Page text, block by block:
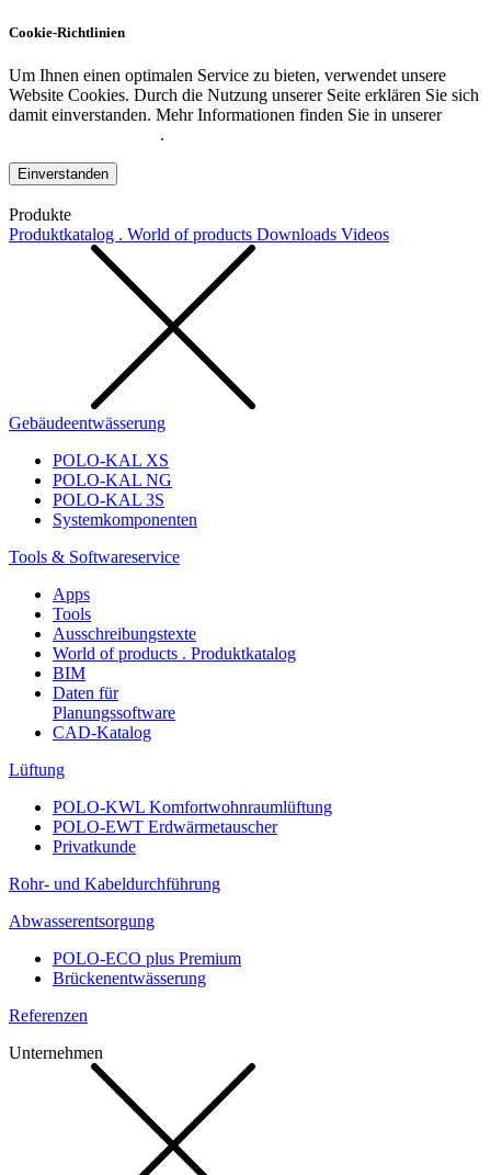
Cookie-Richtlinien
Um Ihnen einen optimalen Service zu bieten, verwendet unsere
Website Cookies. Durch die Nutzung unserer Seite erklären Sie sich
damit einverstanden. Mehr Informationen finden Sie in unserer
.
Einverstanden
Produkte
Produktkatalog . World of products Downloads Videos
Gebäudeentwässerung
POLO-KAL XS
POLO-KAL NG
POLO-KAL 3S
Systemkomponenten
Tools & Softwareservice
Apps
Tools
Ausschreibungstexte
World of products . Produktkatalog
BIM
Daten für
Planungssoftware
CAD-Katalog
Lüftung
POLO-KWL Komfortwohnraumlüftung
POLO-EWT Erdwärmetauscher
Privatkunde
Rohr- und Kabeldurchführung
Abwasserentsorgung
POLO-ECO plus Premium
Brückenentwässerung
Referenzen
Unternehmen